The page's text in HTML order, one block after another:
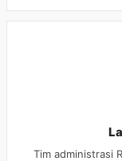
Tim administrasi